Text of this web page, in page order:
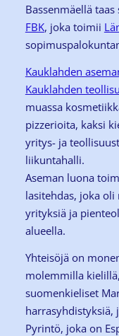
Bassenmäellä taas
FBK, joka toimii
Kauklahden
Kauklahden
muassa
pizzerioita, kaksi
yritys- ja
liikuntahalli.
Aseman luona
lasitehdas, joka
yrityksiä ja
alueella.
Yhteisöjä on
molemmilla
suomenkieliset
harrasyhdistyksiä,
Pyrintö, joka on